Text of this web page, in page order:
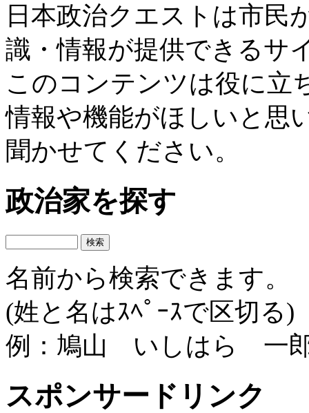
日本政治クエストは市民
識・情報が提供できるサ
このコンテンツは役に立
情報や機能がほしいと思
聞かせてください。
政治家を探す
名前から検索できます。
(姓と名はｽﾍﾟｰｽで区切る)
例：鳩山 いしはら 一
スポンサードリンク